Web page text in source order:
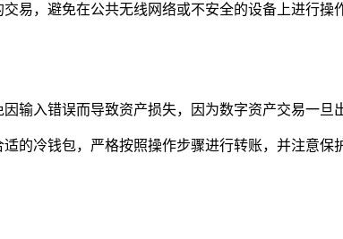
易，避免在公共无线网络或不安全的设备上进行操
入错误而导致资产损失，因为数字资产交易一旦
的冷钱包，严格按照操作步骤进行转账，并注意